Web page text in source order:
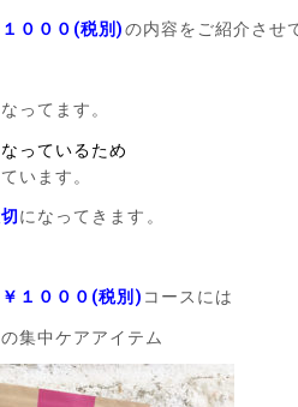
１０００(税別)の内容をご紹介させ
ってます。
っているため
います。
になってきます。
￥１０００(税別) コースには
集中ケアアイテム